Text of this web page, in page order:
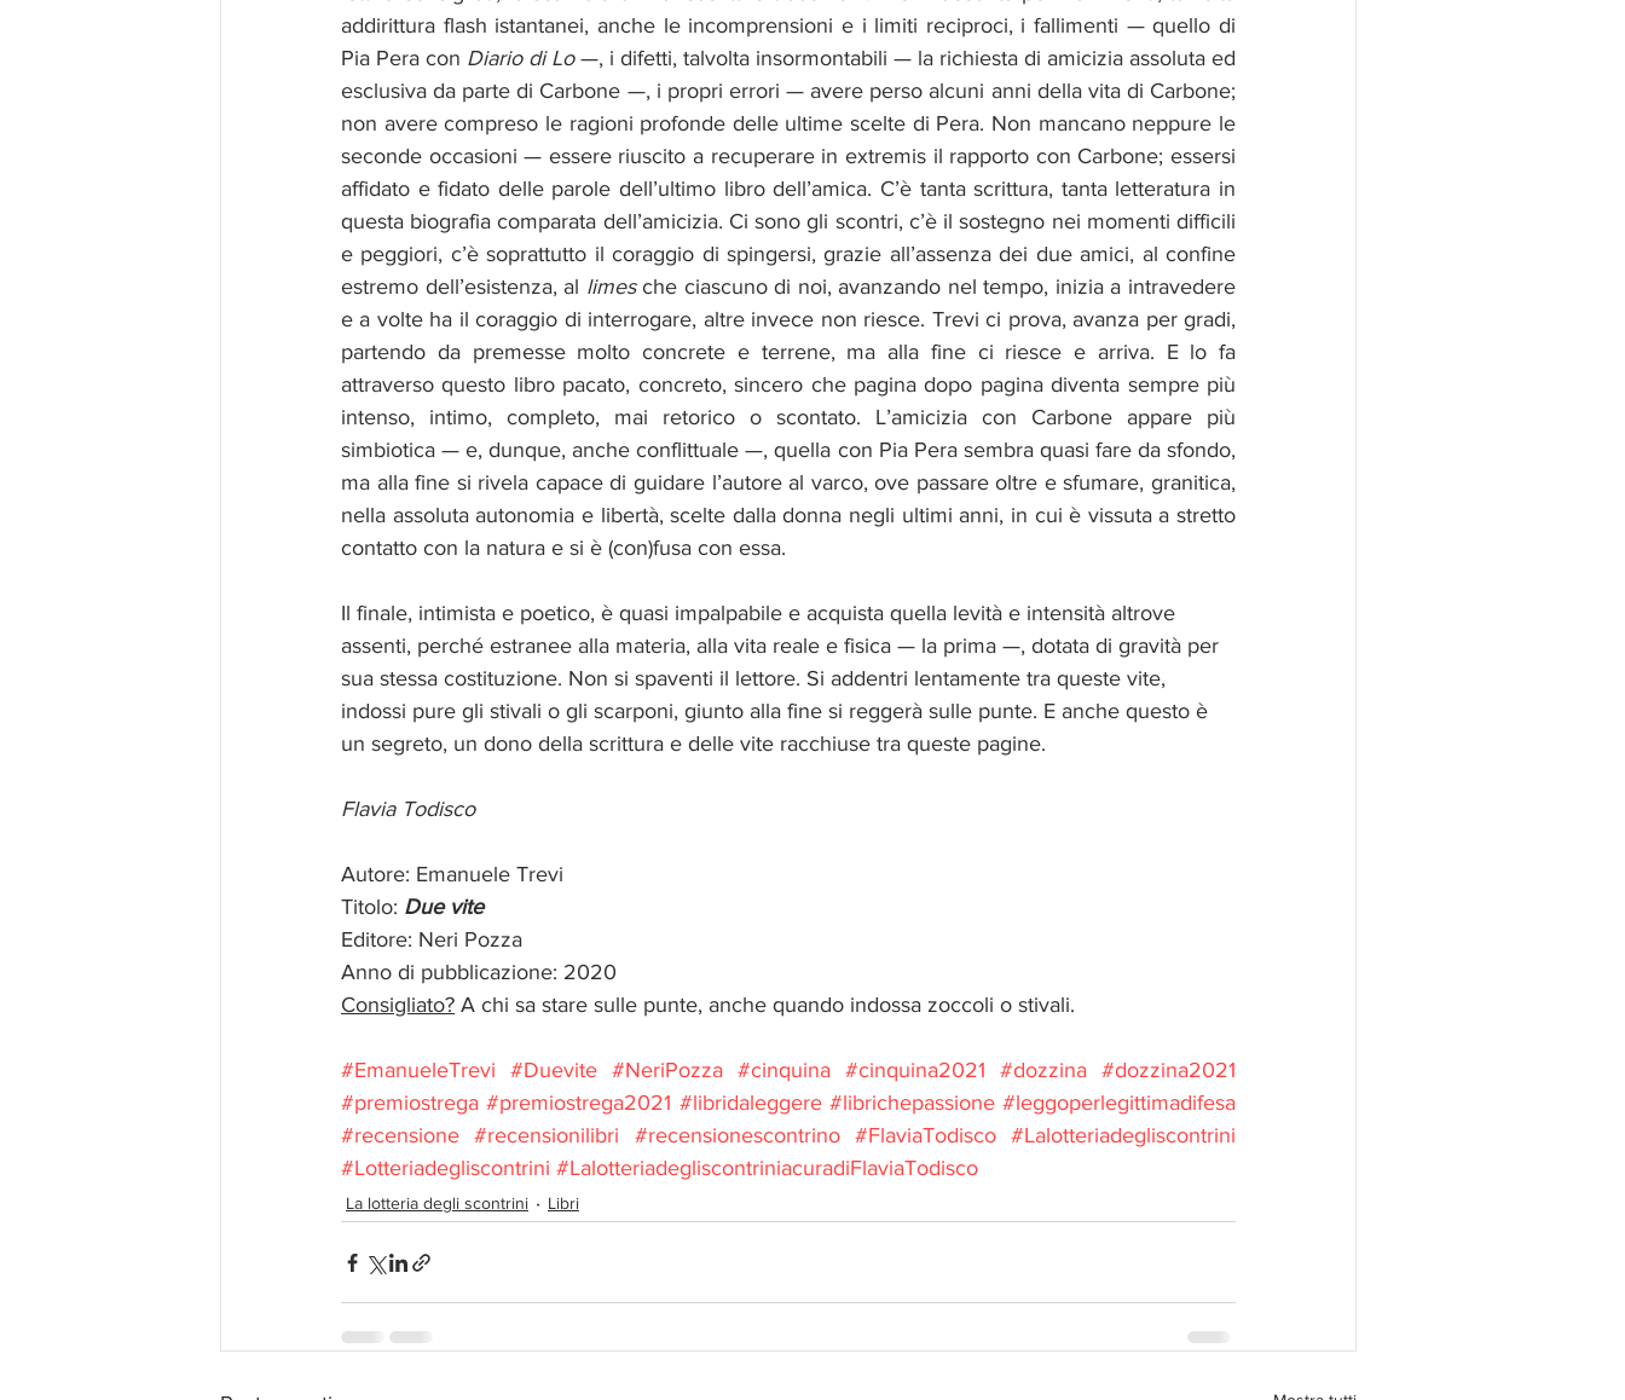
addirittura flash istantanei, anche le incomprensioni e i limiti reciproci, i fallimenti — quello di
Pia Pera con Diario di Lo —, i difetti, talvolta insormontabili — la richiesta di amicizia assoluta ed
esclusiva da parte di Carbone —, i propri errori — avere perso alcuni anni della vita di Carbone;
non avere compreso le ragioni profonde delle ultime scelte di Pera. Non mancano neppure le
seconde occasioni — essere riuscito a recuperare in extremis il rapporto con Carbone; essersi
affidato e fidato delle parole dell’ultimo libro dell’amica. C’è tanta scrittura, tanta letteratura in
questa biografia comparata dell’amicizia. Ci sono gli scontri, c’è il sostegno nei momenti difficili
e peggiori, c’è soprattutto il coraggio di spingersi, grazie all’assenza dei due amici, al confine
estremo dell’esistenza, al limes che ciascuno di noi, avanzando nel tempo, inizia a intravedere
e a volte ha il coraggio di interrogare, altre invece non riesce. Trevi ci prova, avanza per gradi,
partendo da premesse molto concrete e terrene, ma alla fine ci riesce e arriva. E lo fa
attraverso questo libro pacato, concreto, sincero che pagina dopo pagina diventa sempre più
intenso, intimo, completo, mai retorico o scontato. L’amicizia con Carbone appare più
simbiotica — e, dunque, anche conflittuale —, quella con Pia Pera sembra quasi fare da sfondo,
ma alla fine si rivela capace di guidare l’autore al varco, ove passare oltre e sfumare, granitica,
nella assoluta autonomia e libertà, scelte dalla donna negli ultimi anni, in cui è vissuta a stretto
contatto con la natura e si è (con)fusa con essa.
Il finale, intimista e poetico, è quasi impalpabile e acquista quella levità e intensità altrove
assenti, perché estranee alla materia, alla vita reale e fisica — la prima —, dotata di gravità per
sua stessa costituzione. Non si spaventi il lettore. Si addentri lentamente tra queste vite,
indossi pure gli stivali o gli scarponi, giunto alla fine si reggerà sulle punte. E anche questo è
un segreto, un dono della scrittura e delle vite racchiuse tra queste pagine.
Flavia Todisco
Autore: Emanuele Trevi
Titolo: Due vite
Editore: Neri Pozza
Anno di pubblicazione: 2020
Consigliato? A chi sa stare sulle punte, anche quando indossa zoccoli o stivali.
#EmanueleTrevi #Duevite #NeriPozza #cinquina #cinquina2021 #dozzina #dozzina2021
#premiostrega #premiostrega2021 #libridaleggere #librichepassione #leggoperlegittimadifesa
#recensione
#recensionilibri #recensionescontrino #FlaviaTodisco
#Lalotteriadegliscontrini
#Lotteriadegliscontrini #LalotteriadegliscontriniacuradiFlaviaTodisco
La lotteria degli scontrini Libri